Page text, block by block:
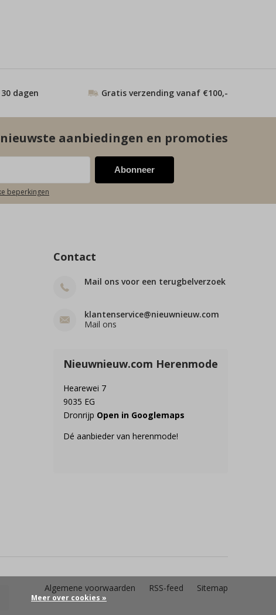
dagen Gratis verzending vanaf €100,-
aanbiedingen en promoties
Abonneer
beperkingen
Contact
Mail ons voor een terugbelverzoek
klantenservice@nieuwnieuw.com
Mail ons
Nieuwnieuw.com Herenmode
Hearewei 7
9035 EG
Dronrijp Open in Googlemaps
Dé aanbieder van herenmode!
Algemene voorwaarden RSS-feed Sitemap
Meer over cookies »